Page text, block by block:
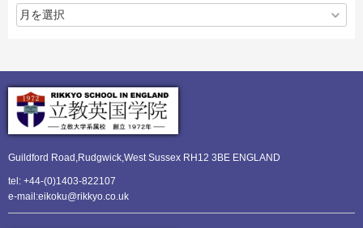
Guildford Road,Rudgwick,West Sussex RH12 3BE ENGLAND
tel: +44-(0)1403-822107
e-mail:eikoku@rikkyo.co.uk